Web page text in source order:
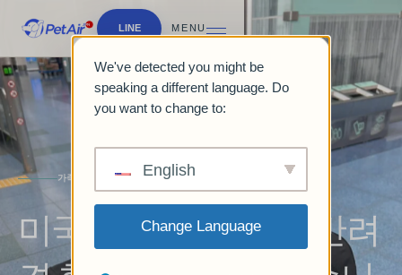
LINE MENU
가족 여행
미국(마이애미)으로 반려
We've detected you might be
speaking a different language. Do
you want to change to:
English
Change Language